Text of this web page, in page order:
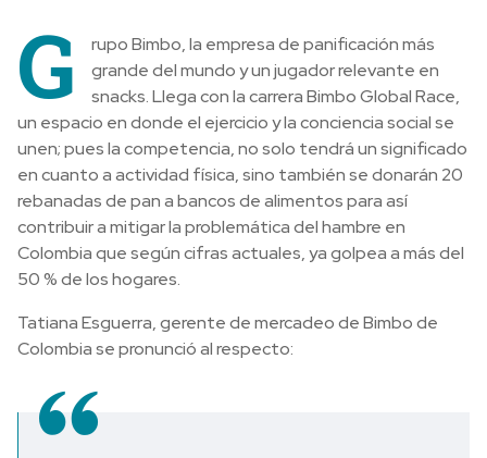
G
rupo Bimbo, la empresa de panificación más
grande del mundo y un jugador relevante en
snacks. Llega con la carrera Bimbo Global Race,
un espacio en donde el ejercicio y la conciencia social se
unen; pues la competencia, no solo tendrá un significado
en cuanto a actividad física, sino también se donarán 20
rebanadas de pan a bancos de alimentos para así
contribuir a mitigar la problemática del hambre en
Colombia que según cifras actuales, ya golpea a más del
50 % de los hogares.
Tatiana Esguerra, gerente de mercadeo de Bimbo de
Colombia se pronunció al respecto: